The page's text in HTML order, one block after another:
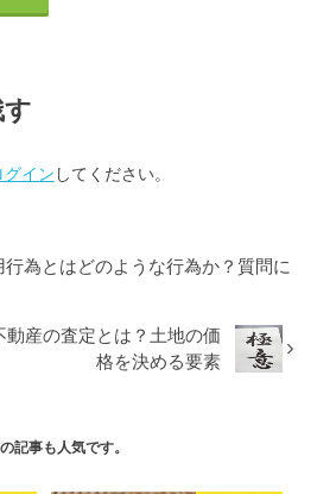
グイン してください。
行為とはどのような行為か？質問に
産の査定とは？土地の価
格を決める要素
記事も人気です。